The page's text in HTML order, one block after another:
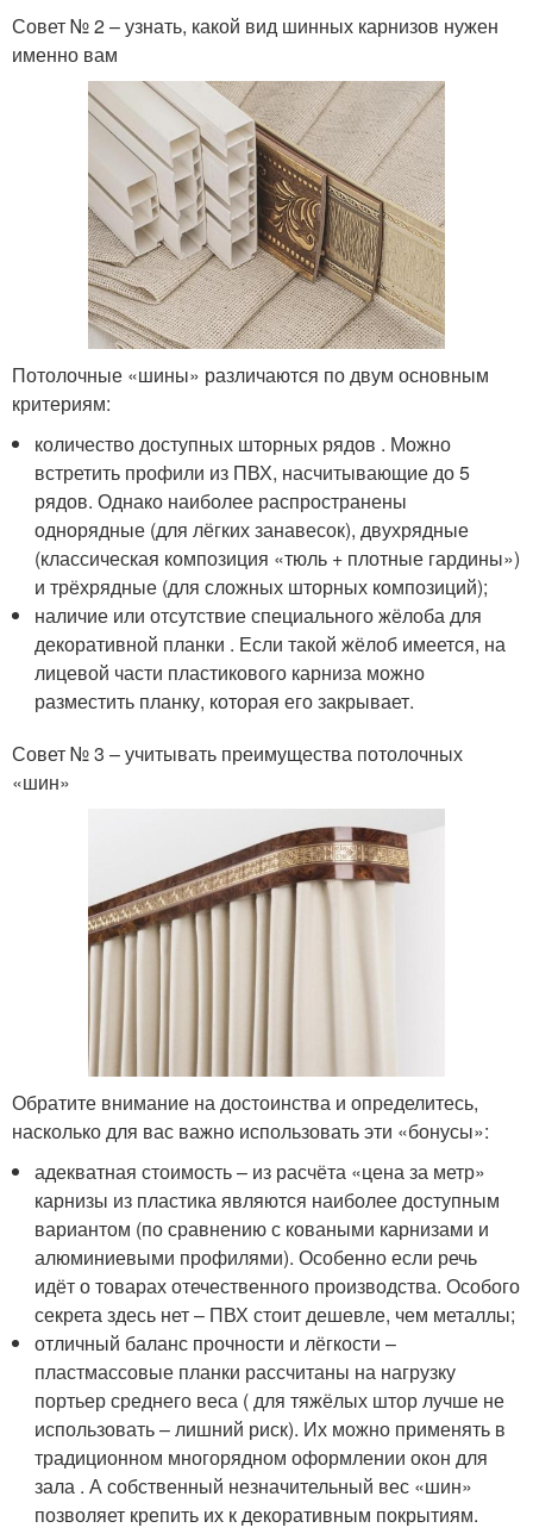
Совет № 2 – узнать, какой вид шинных карнизов нужен
именно вам
Потолочные «шины» различаются по двум основным
критериям:
количество доступных шторных рядов . Можно
встретить профили из ПВХ, насчитывающие до 5
рядов. Однако наиболее распространены
однорядные (для лёгких занавесок), двухрядные
(классическая композиция «тюль + плотные гардины»)
и трёхрядные (для сложных шторных композиций);
наличие или отсутствие специального жёлоба для
декоративной планки . Если такой жёлоб имеется, на
лицевой части пластикового карниза можно
разместить планку, которая его закрывает.
Совет № 3 – учитывать преимущества потолочных
«шин»
Обратите внимание на достоинства и определитесь,
насколько для вас важно использовать эти «бонусы»:
адекватная стоимость – из расчёта «цена за метр»
карнизы из пластика являются наиболее доступным
вариантом (по сравнению с коваными карнизами и
алюминиевыми профилями). Особенно если речь
идёт о товарах отечественного производства. Особого
секрета здесь нет – ПВХ стоит дешевле, чем металлы;
отличный баланс прочности и лёгкости –
пластмассовые планки рассчитаны на нагрузку
портьер среднего веса ( для тяжёлых штор лучше не
использовать – лишний риск). Их можно применять в
традиционном многорядном оформлении окон для
зала . А собственный незначительный вес «шин»
позволяет крепить их к декоративным покрытиям.